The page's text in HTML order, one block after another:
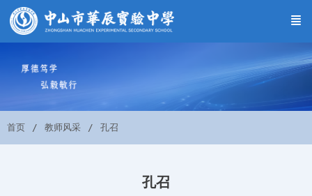
首页 教师风采 孔召
孔召